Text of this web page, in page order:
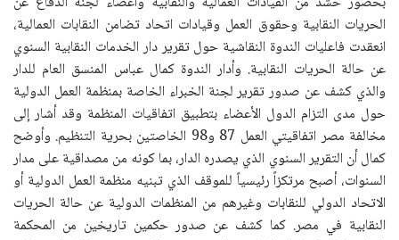
الحريات النقابية وحقوق العمل وقيادات اتحاد تضامن النقابات العمالية،
انعقدت فاعليات الندوة النقاشية حول تقرير دار الخدمات النقابية السنوي
عن حالة الحريات النقابية. وأدار الندوة كمال عباس المنسق العام للدار
والذي كشف عن صدور تقرير لجنة الخبراء الخاصة بمنظمة العمل الدولية
حول مدى التزام الدول الأعضاء بتطبيق اتفاقيات المنظمة وقد أشار إلى
مخالفة مصر اتفاقيتي العمل 87 و98 الخاصتين بحرية التنظيم. وأوضح
كمال أن التقرير السنوي الذي يصدره الدار، بما كونه من مصداقية على مدار
السنوات، أصبح مرتكزاً رئيسياً للموقف الذي تبنيه منظمة العمل الدولية أو
الاتحاد الدولي للنقابات وغيرهم من المنظمات الدولية عن حالة الحريات
النقابية في مصر. كما كشف عن صدور حكمين تاريخين من المحكمة